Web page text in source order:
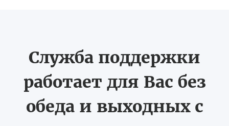
Служба поддержки
работает для Вас без
обеда и выходных с